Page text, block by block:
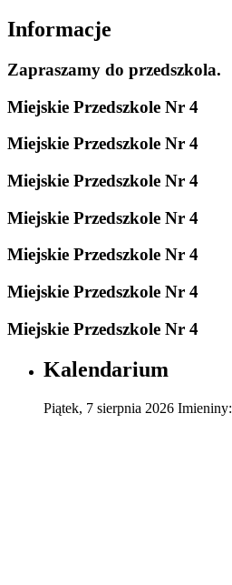
Informacje
Zapraszamy do przedszkola.
Miejskie Przedszkole Nr 4
Miejskie Przedszkole Nr 4
Miejskie Przedszkole Nr 4
Miejskie Przedszkole Nr 4
Miejskie Przedszkole Nr 4
Miejskie Przedszkole Nr 4
Miejskie Przedszkole Nr 4
Kalendarium
Piątek, 7 sierpnia 2026 Imieniny: